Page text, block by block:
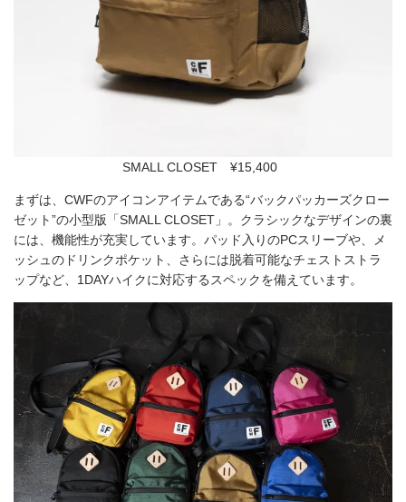
SMALL CLOSET ¥15,400
まずは、CWFのアイコンアイテムである“バックパッカーズクロー
ゼット”の小型版「SMALL CLOSET」。クラシックなデザインの裏
には、機能性が充実しています。パッド入りのPCスリーブや、メ
ッシュのドリンクポケット、さらには脱着可能なチェストストラ
ップなど、1DAYハイクに対応するスペックを備えています。